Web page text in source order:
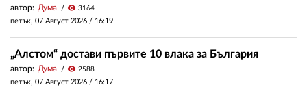
автор: Дума visibility 3164
петък, 07 Август 2026 / 16:19
„Алстом“ достави първите 10 влака за България
автор: Дума visibility 2588
петък, 07 Август 2026 / 16:17